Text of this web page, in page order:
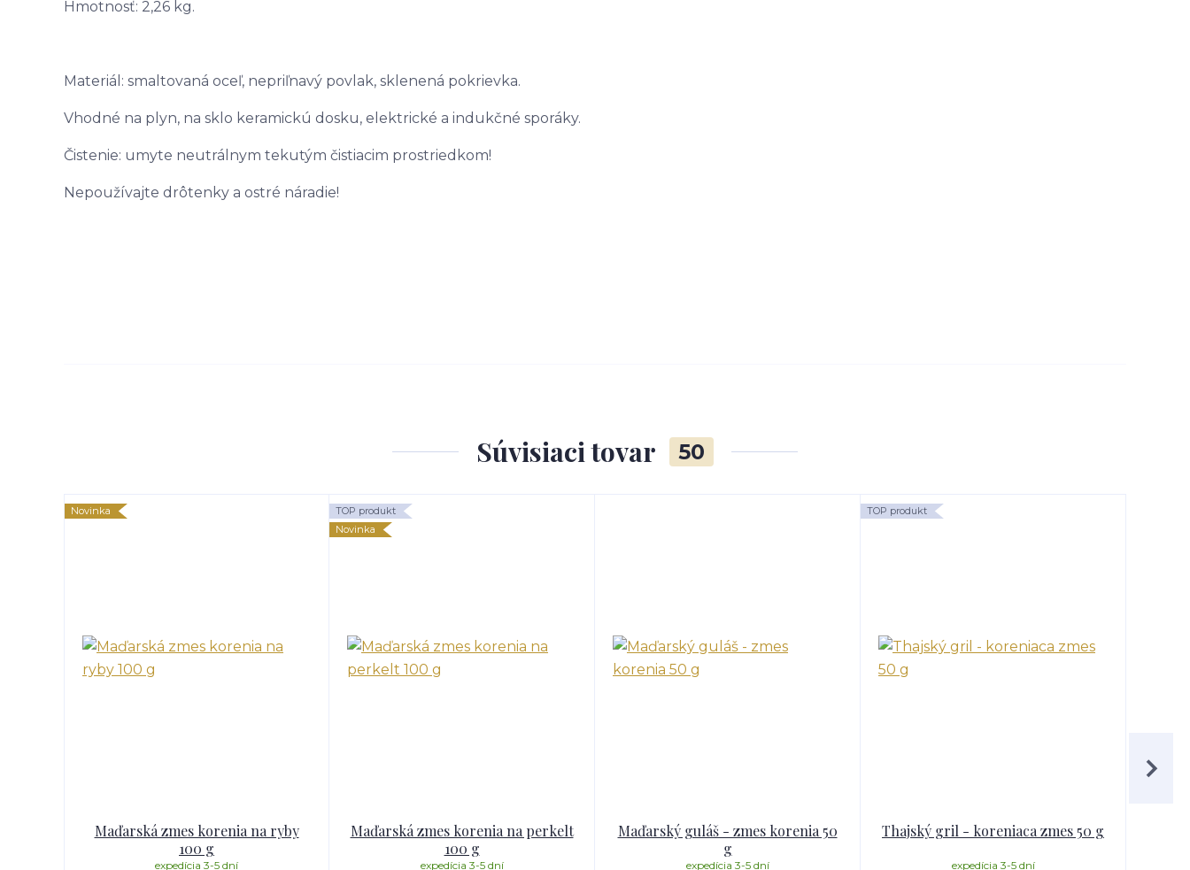
Hmotnosť: 2,26 kg.
Materiál: smaltovaná oceľ, nepriľnavý povlak, sklenená pokrievka.
Vhodné na plyn, na sklo keramickú dosku, elektrické a indukčné sporáky.
Čistenie: umyte neutrálnym tekutým čistiacim prostriedkom!
Nepoužívajte drôtenky a ostré náradie!
Súvisiaci tovar 50
Novinka
Maďarská zmes korenia na ryby
100 g
expedícia 3-5 dní
TOP produkt
Novinka
Maďarská zmes korenia na perkelt
100 g
expedícia 3-5 dní
Maďarský guláš - zmes korenia 50
g
expedícia 3-5 dní
TOP produkt
Thajský gril - koreniaca zmes 50 g
expedícia 3-5 dní